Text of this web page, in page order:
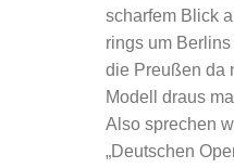
scharfem Blick
rings um
die Preußen da
Modell draus
Also sprechen
„Deutschen